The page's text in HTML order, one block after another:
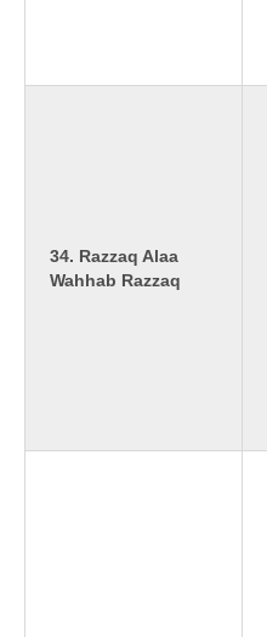
34. Razzaq Alaa
Wahhab Razzaq